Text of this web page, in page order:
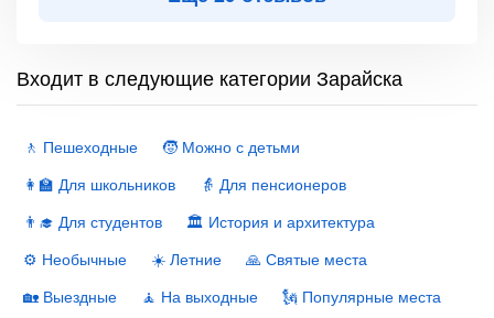
Входит в следующие категории Зарайска
🚶 Пешеходные
🧒 Можно с детьми
👩‍🏫 Для школьников
👵 Для пенсионеров
👨‍🎓 Для студентов
🏛 История и архитектура
⚙️ Необычные
☀️ Летние
🙏 Святые места
🏡 Выездные
🧘 На выходные 🗽 Популярные места